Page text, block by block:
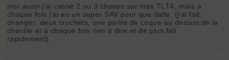
moi aussi j'ai cassé 2 ou 3 choses sur mes TLT4, mais à
chaque fois j'ai eu un super SAV pour que dalle. (j'ai fait
changer: deux crochets, une partie de coque au dessus de la
cheville et à chaque fois rien à dire et de plus fait
rapidement).